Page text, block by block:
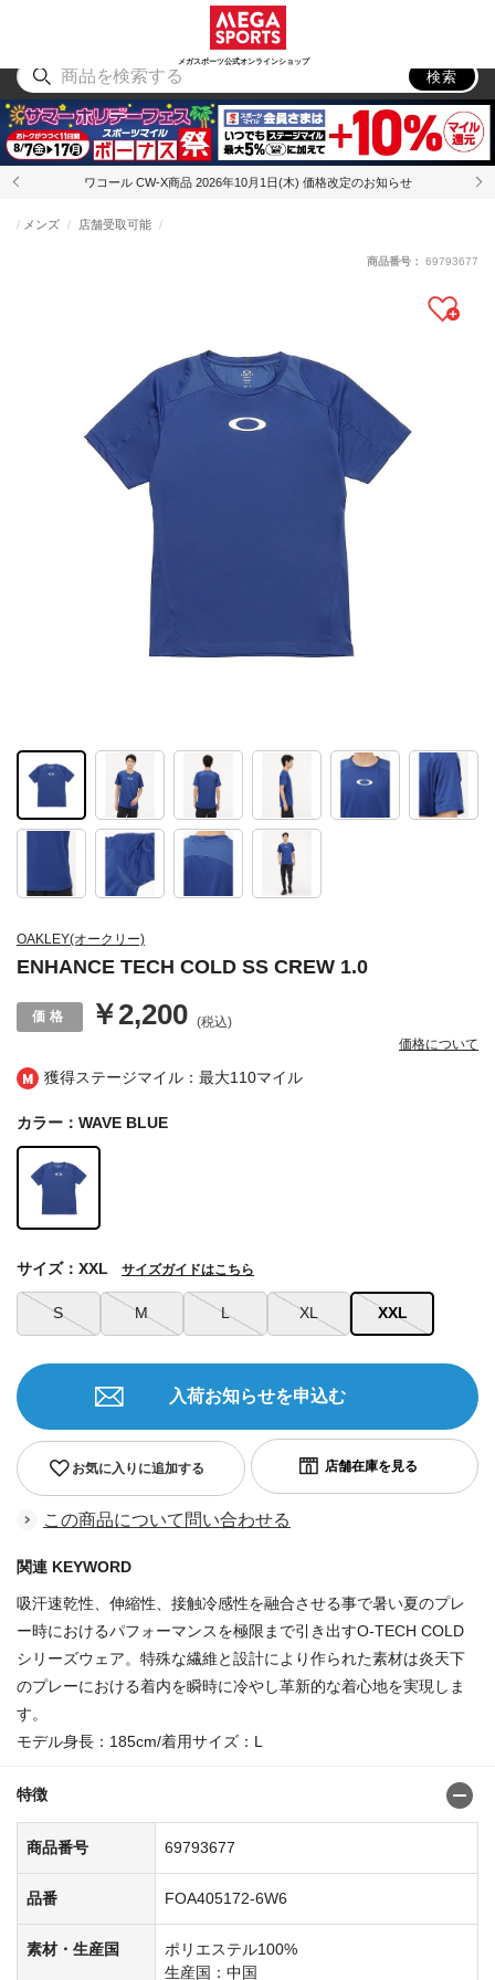
メガスポーツ公式オンラインショップ
アウトドア
検索
ワコール CW-X商品 2026年10月1日(木) 価格改定のお知らせ
獲得ステージマイル：最大110マイル
OAKLEY(オークリー)
ENHANCE TECH COLD SS CREW 1.0
メンズ 店舗受取可能
￥2,200 (税込)
価格について
商品番号： 69793677
カラー：WAVE BLUE
S M L XL XXL
サイズ：XXL サイズガイドはこちら
お気に入りに追加する
入荷お知らせを申込む
この商品について問い合わせる
関連 KEYWORD
吸汗速乾性、伸縮性、接触冷感性を融合させる事で暑い夏のプレ
ー時におけるパフォーマンスを極限まで引き出すO-TECH COLD
シリーズウェア。特殊な繊維と設計により作られた素材は炎天下
のプレーにおける着内を瞬時に冷やし革新的な着心地を実現しま
す。
モデル身長：185cm/着用サイズ：L
特徴
商品番号 69793677
品番 FOA405172-6W6
素材・生産国
ポリエステル100%
生産国：中国